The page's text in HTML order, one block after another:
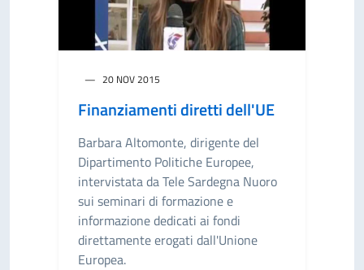
20 NOV 2015
Finanziamenti diretti dell'UE
Barbara Altomonte, dirigente del
Dipartimento Politiche Europee,
intervistata da Tele Sardegna Nuoro
sui seminari di formazione e
informazione dedicati ai fondi
direttamente erogati dall'Unione
Europea.